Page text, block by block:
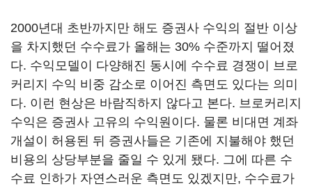
2000년대 초반까지만 해도 증권사 수익의 절반 이상
을 차지했던 수수료가 올해는 30% 수준까지 떨어졌
다. 수익모델이 다양해진 동시에 수수료 경쟁이 브로
커리지 수익 비중 감소로 이어진 측면도 있다는 의미
다. 이런 현상은 바람직하지 않다고 본다. 브로커리지
수익은 증권사 고유의 수익원이다. 물론 비대면 계좌
개설이 허용된 뒤 증권사들은 기존에 지불해야 했던
비용의 상당부분을 줄일 수 있게 됐다. 그에 따른 수
수료 인하가 자연스러운 측면도 있겠지만, 수수료가